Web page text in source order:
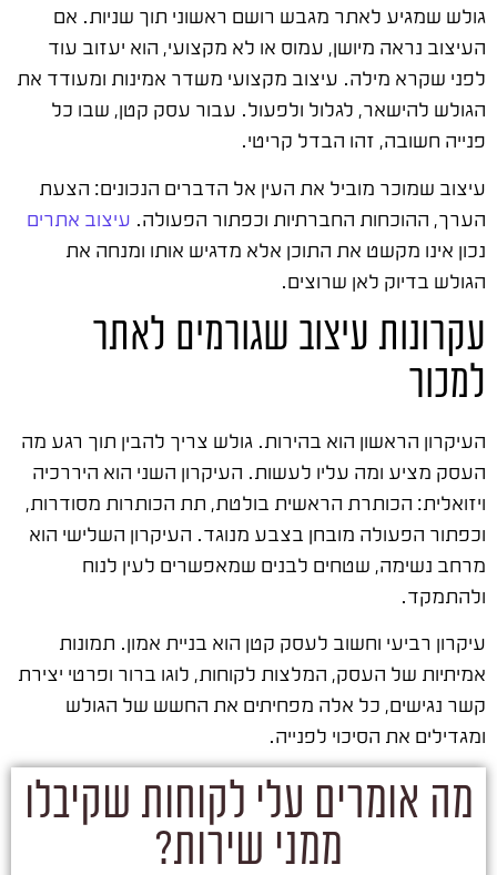
גולש שמגיע לאתר מגבש רושם ראשוני תוך שניות. אם
העיצוב נראה מיושן, עמוס או לא מקצועי, הוא יעזוב עוד
לפני שקרא מילה. עיצוב מקצועי משדר אמינות ומעודד את
הגולש להישאר, לגלול ולפעול. עבור עסק קטן, שבו כל
פנייה חשובה, זהו הבדל קריטי.
עיצוב שמוכר מוביל את העין אל הדברים הנכונים: הצעת
הערך, ההוכחות החברתיות וכפתור הפעולה. עיצוב אתרים
נכון אינו מקשט את התוכן אלא מדגיש אותו ומנחה את
הגולש בדיוק לאן שרוצים.
עקרונות עיצוב שגורמים לאתר
למכור
העיקרון הראשון הוא בהירות. גולש צריך להבין תוך רגע מה
העסק מציע ומה עליו לעשות. העיקרון השני הוא היררכיה
ויזואלית: הכותרת הראשית בולטת, תת הכותרות מסודרות,
וכפתור הפעולה מובחן בצבע מנוגד. העיקרון השלישי הוא
מרחב נשימה, שטחים לבנים שמאפשרים לעין לנוח
ולהתמקד.
עיקרון רביעי וחשוב לעסק קטן הוא בניית אמון. תמונות
אמיתיות של העסק, המלצות לקוחות, לוגו ברור ופרטי יצירת
קשר נגישים, כל אלה מפחיתים את החשש של הגולש
ומגדילים את הסיכוי לפנייה.
מה אומרים עלי לקוחות שקיבלו
ממני שירות?